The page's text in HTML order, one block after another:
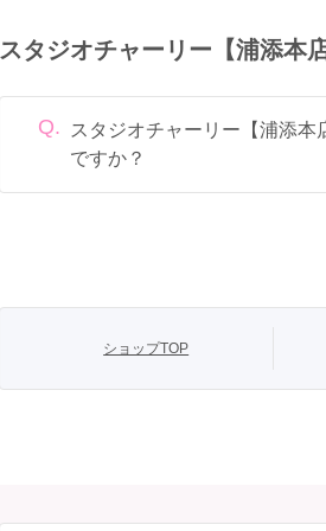
スタジオチャーリー【浦添本
Q.
スタジオチャーリー【浦添
ですか？
ショップTOP